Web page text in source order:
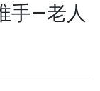
手—老人